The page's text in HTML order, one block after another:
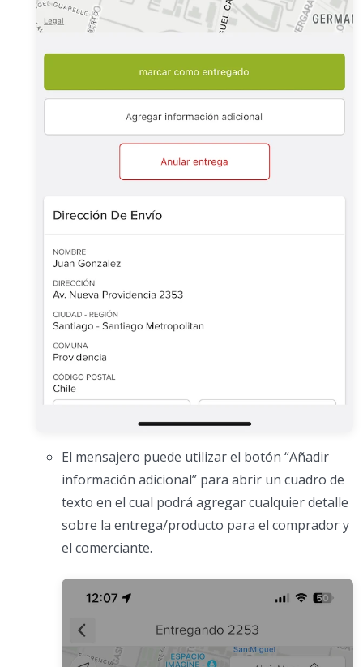
El mensajero puede utilizar el botón “Añadir
información adicional” para abrir un cuadro de
texto en el cual podrá agregar cualquier detalle
sobre la entrega/producto para el comprador y
el comerciante.